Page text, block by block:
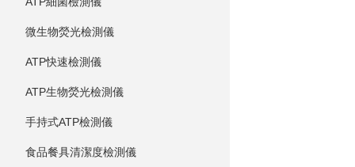
微生物熒光檢測儀
ATP快速檢測儀
ATP生物熒光檢測儀
手持式ATP檢測儀
食品餐具清潔度檢測儀